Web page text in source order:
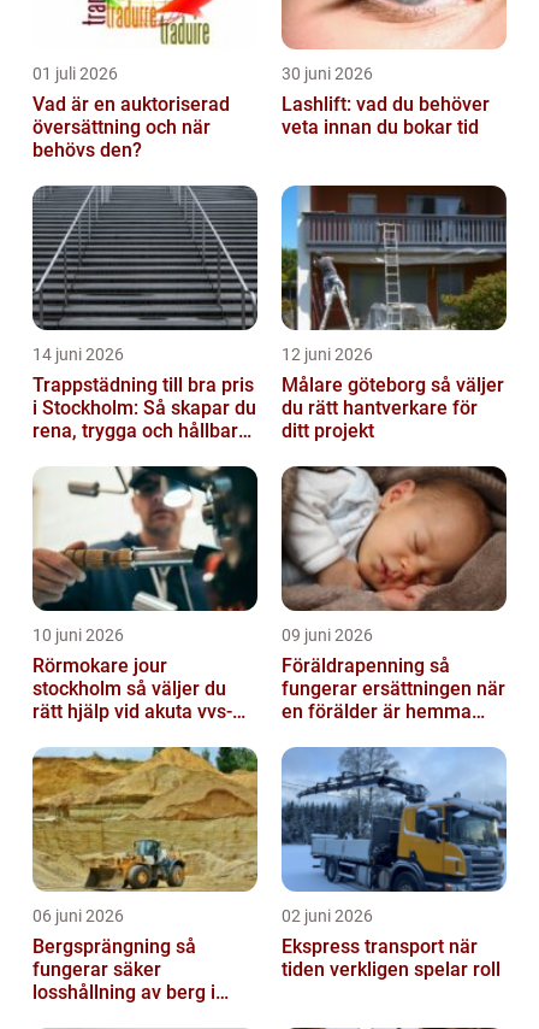
01 juli 2026
Vad är en auktoriserad
översättning och när
behövs den?
30 juni 2026
Lashlift: vad du behöver
veta innan du bokar tid
14 juni 2026
Trappstädning till bra pris
i Stockholm: Så skapar du
rena, trygga och hållbara
12 juni 2026
Målare göteborg så väljer
du rätt hantverkare för
ditt projekt
10 juni 2026
Rörmokare jour
stockholm så väljer du
rätt hjälp vid akuta vvs-
09 juni 2026
Föräldrapenning så
fungerar ersättningen när
en förälder är hemma
06 juni 2026
Bergsprängning så
fungerar säker
losshållning av berg i
02 juni 2026
Ekspress transport när
tiden verkligen spelar roll